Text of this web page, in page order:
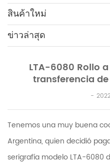
สินค้าใหม่
ข่าวล่าสุด
LTA-6080 Rollo
transferencia
Tenemos una muy buena
Argentina, quien decidió
serigrafía modelo LTA-6080